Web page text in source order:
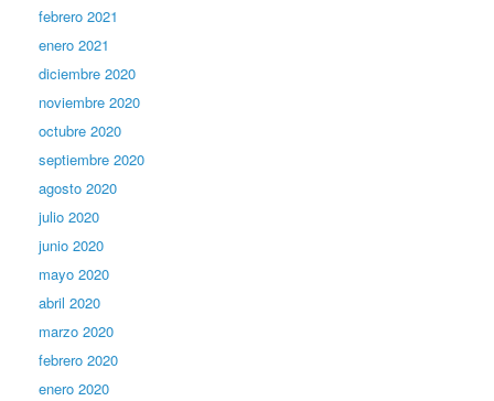
febrero 2021
enero 2021
diciembre 2020
noviembre 2020
octubre 2020
septiembre 2020
agosto 2020
julio 2020
junio 2020
mayo 2020
abril 2020
marzo 2020
febrero 2020
enero 2020